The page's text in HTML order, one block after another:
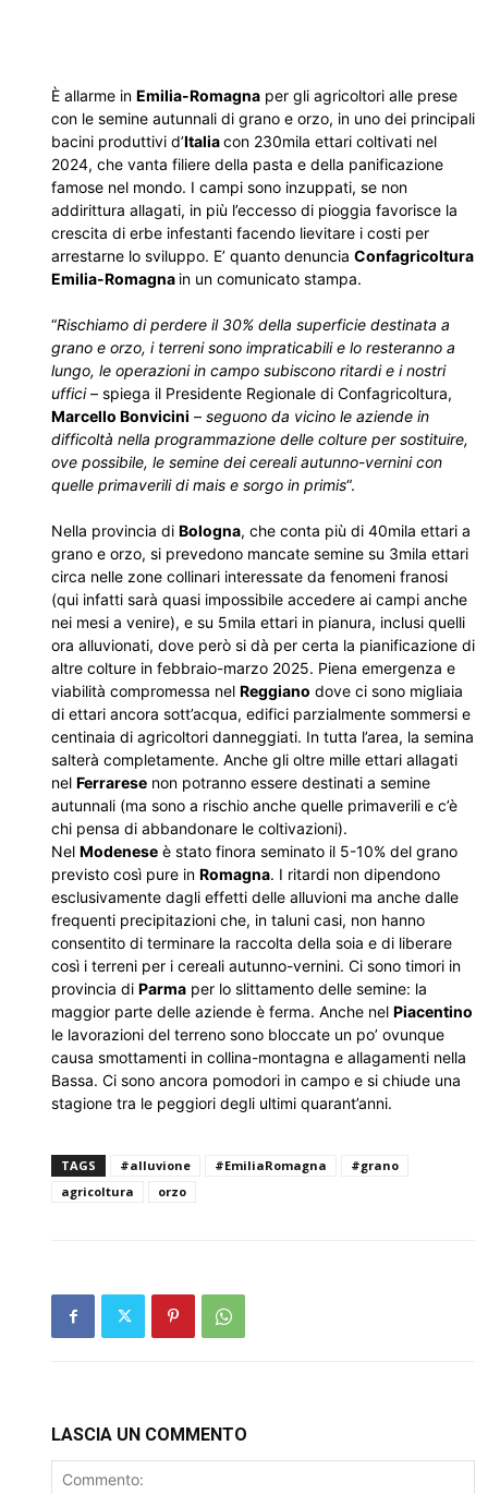
È allarme in Emilia-Romagna per gli agricoltori alle prese
con le semine autunnali di grano e orzo, in uno dei principali
bacini produttivi d’Italiacon 230mila ettari coltivati nel
2024, che vanta filiere della pasta e della panificazione
famose nel mondo. I campi sono inzuppati, se non
addirittura allagati, in più l’eccesso di pioggia favorisce la
crescita di erbe infestanti facendo lievitare i costi per
arrestarne lo sviluppo. E’ quanto denuncia Confagricoltura
Emilia-Romagna in un comunicato stampa.
“Rischiamo di perdere il 30% della superficie destinata a
grano e orzo, i terreni sono impraticabili e lo resteranno a
lungo, le operazioni in campo subiscono ritardi e i nostri
uffici– spiega il Presidente Regionale di Confagricoltura,
Marcello Bonvicini – seguono da vicino le aziende in
difficoltà nella programmazione delle colture per sostituire,
ove possibile, le semine dei cereali autunno-vernini con
quelle primaverili di mais e sorgo in primis“.
Nella provincia di Bologna, che conta più di 40mila ettari a
grano e orzo, si prevedono mancate semine su 3mila ettari
circa nelle zone collinari interessate da fenomeni franosi
(qui infatti sarà quasi impossibile accedere ai campi anche
nei mesi a venire), e su 5mila ettari in pianura, inclusi quelli
ora alluvionati, dove però si dà per certa la pianificazione di
altre colture in febbraio-marzo 2025. Piena emergenza e
viabilità compromessa nel Reggiano dove ci sono migliaia
di ettari ancora sott’acqua, edifici parzialmente sommersi e
centinaia di agricoltori danneggiati. In tutta l’area, la semina
salterà completamente. Anche gli oltre mille ettari allagati
nel Ferrarese non potranno essere destinati a semine
autunnali (ma sono a rischio anche quelle primaverili e c’è
chi pensa di abbandonare le coltivazioni).
Nel Modenese è stato finora seminato il 5-10% del grano
previsto così pure in Romagna. I ritardi non dipendono
esclusivamente dagli effetti delle alluvioni ma anche dalle
frequenti precipitazioni che, in taluni casi, non hanno
consentito di terminare la raccolta della soia e di liberare
così i terreni per i cereali autunno-vernini. Ci sono timori in
provincia di Parma per lo slittamento delle semine: la
maggior parte delle aziende è ferma. Anche nel Piacentino
le lavorazioni del terreno sono bloccate un po’ ovunque
causa smottamenti in collina-montagna e allagamenti nella
Bassa. Ci sono ancora pomodori in campo e si chiude una
stagione tra le peggiori degli ultimi quarant’anni.
TAGS #alluvione #EmiliaRomagna
#grano
agricoltura
orzo
LASCIA UN COMMENTO